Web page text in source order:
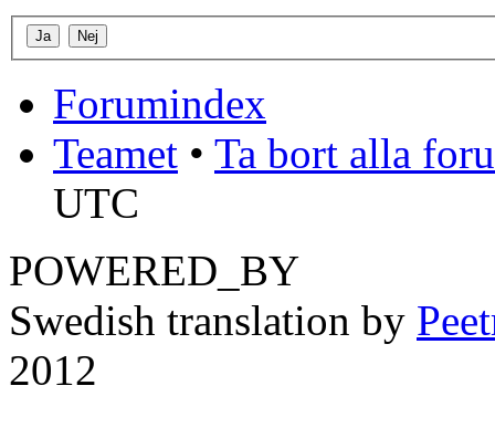
Forumindex
Teamet • Ta bort alla
UTC
POWERED_BY
Swedish translation by
2012